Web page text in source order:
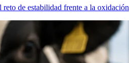
de estabilidad frente a la oxidación